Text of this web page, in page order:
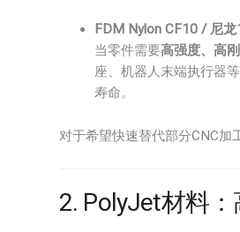
FDM Nylon CF10 / 尼
当零件需要高强度、高
座、机器人末端执行器
寿命。
对于希望快速替代部分CNC加
2. PolyJet材料